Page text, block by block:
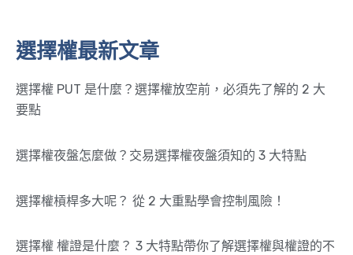
選擇權最新文章
選擇權 PUT 是什麼？選擇權放空前，必須先了解的 2 大
要點
選擇權夜盤怎麼做？交易選擇權夜盤須知的 3 大特點
選擇權槓桿多大呢？ 從 2 大重點學會控制風險！
選擇權 權證是什麼？ 3 大特點帶你了解選擇權與權證的不